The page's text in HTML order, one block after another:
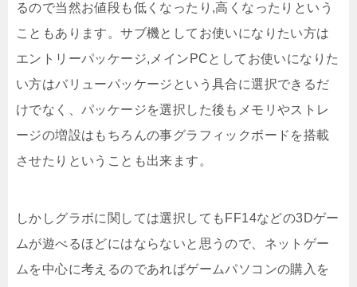
るので当然お値段も低くなったり,高くなったりという
こともあります。サブ機としてお使いになりたい方は
エントリーパッケージ,メインPCとしてお使いになりた
い方はバリューパッケージという具合に選択できるだ
けでなく、パッケージを選択した後もメモリやストレ
ージの増設はもちろんの事グラフィックボードを搭載
させたりということも出来ます。
しかしグラボに関しては選択してもFF14などの3Dゲー
ムが遊べるほどにはならないと思うので、ネットゲー
ムを中心に考えるのであればゲームパソコンの購入を